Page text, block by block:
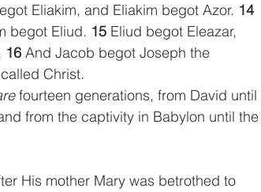
Eliakim, and Eliakim begot Azor. 14
begot Eliud. 15 Eliud begot Eleazar,
16 And Jacob begot Joseph the
Christ.
fourteen generations, from David until
from the captivity in Babylon until the
His mother Mary was betrothed to